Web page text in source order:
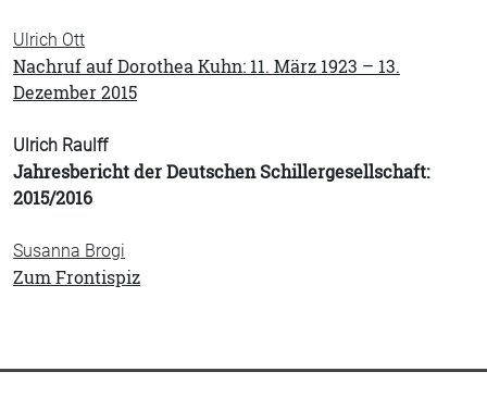
Ulrich Ott
Nachruf auf Dorothea Kuhn: 11. März 1923 – 13.
Dezember 2015
Ulrich Raulff
Jahresbericht der Deutschen Schillergesellschaft:
2015/2016
Susanna Brogi
Zum Frontispiz